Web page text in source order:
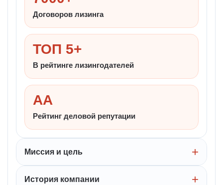
Договоров лизинга
ТОП 5+
В рейтинге лизингодателей
AA
Рейтинг деловой репутации
Миссия и цель
История компании